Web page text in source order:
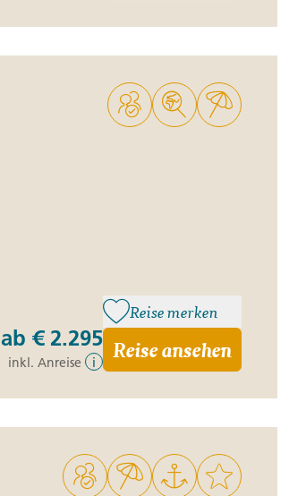
ab € 2.295
inkl. Anreise i
Reise merken
Reise ansehen